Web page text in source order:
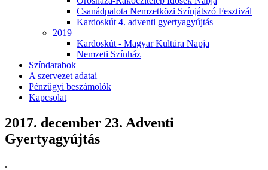
Csanádpalota Nemzetközi Színjátszó Fesztivál
Kardoskút 4. adventi gyertyagyújtás
2019
Kardoskút - Magyar Kultúra Napja
Nemzeti Színház
Színdarabok
A szervezet adatai
Pénzügyi beszámolók
Kapcsolat
2017. december 23. Adventi
Gyertyagyújtás
.